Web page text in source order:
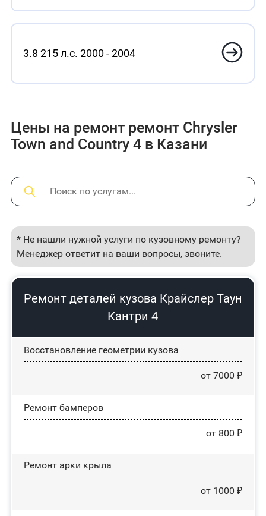
3.8 215 л.с. 2000 - 2004
Цены на ремонт ремонт Chrysler
Town and Country 4 в Казани
* Не нашли нужной услуги по кузовному ремонту?
Менеджер ответит на ваши вопросы, звоните.
Ремонт деталей кузова Крайслер Таун
Кантри 4
Восстановление геометрии кузова
от 7000 ₽
Ремонт бамперов
от 800 ₽
Ремонт арки крыла
от 1000 ₽